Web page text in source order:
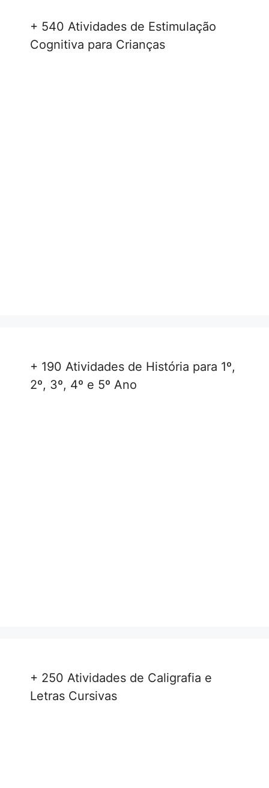
+ 540 Atividades de Estimulação
Cognitiva para Crianças
+ 190 Atividades de História para 1º,
2º, 3º, 4º e 5º Ano
+ 250 Atividades de Caligrafia e
Letras Cursivas